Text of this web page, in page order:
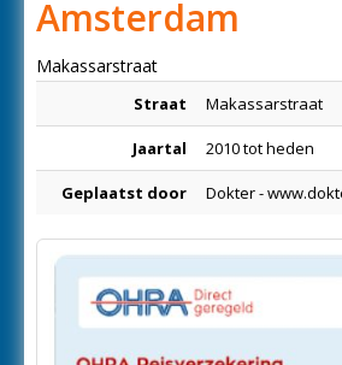
Amsterdam
Makassarstraat
Straat Makassarstraat
Jaartal 2010 tot heden
Geplaatst door Dokter -